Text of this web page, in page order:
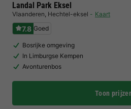
Landal Park Eksel
Vlaanderen, Hechtel-eksel Kaart
7.8 Goed
Bosrijke omgeving
In Limburgse Kempen
Avonturenbos
Toon